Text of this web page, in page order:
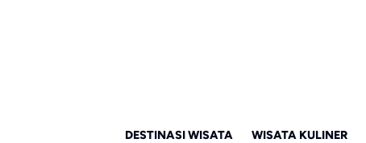
DESTINASI WISATA WISATA KULINER